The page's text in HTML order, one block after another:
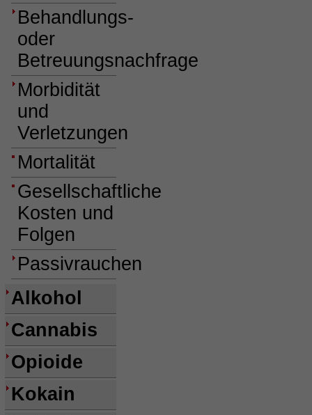
Behandlungs-
oder
Betreuungsnachfrage
Morbidität
und
Verletzungen
Mortalität
Gesellschaftliche
Kosten und
Folgen
Passivrauchen
Alkohol
Cannabis
Opioide
Kokain